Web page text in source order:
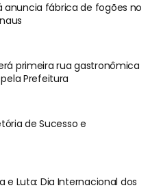
anuncia fábrica de fogões no
primeira rua gastronômica
Prefeitura
de Sucesso e
e Luta: Dia Internacional dos